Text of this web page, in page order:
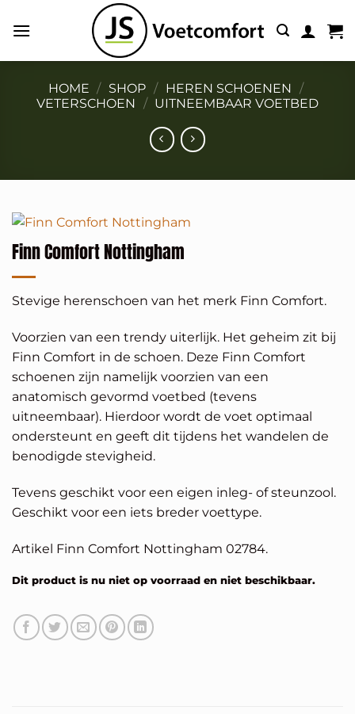
naar
HOME / SHOP / HEREN SCHOENEN /
VETERSCHOEN / UITNEEMBAAR VOETBED
Finn Comfort Nottingham
Stevige herenschoen van het merk Finn Comfort.
Voorzien van een trendy uiterlijk. Het geheim zit bij
Finn Comfort in de schoen. Deze Finn Comfort
schoenen zijn namelijk voorzien van een
anatomisch gevormd voetbed (tevens
uitneembaar). Hierdoor wordt de voet optimaal
ondersteunt en geeft dit tijdens het wandelen de
benodigde stevigheid.
Tevens geschikt voor een eigen inleg- of steunzool.
Geschikt voor een iets breder voettype.
Artikel Finn Comfort Nottingham 02784.
Dit product is nu niet op voorraad en niet beschikbaar.
Alternative: